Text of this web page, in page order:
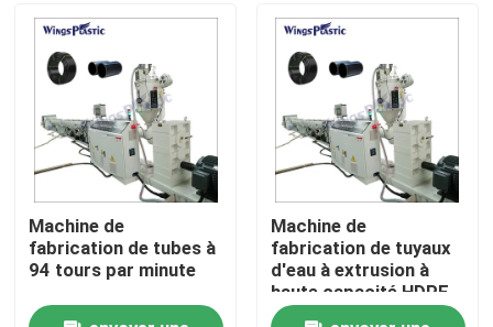
Visite d'usine
Contrôle de qualité
Contactez-nous
Machine en plastique d'extrudeuse de tuyau
Ligne en plastique d'extrusion de tuyau
Machine de
fabrication de tubes à
94 tours par minute
Machine de
fabrication de tuyaux
d'eau à extrusion à
haute capacité HDPE
PE PP